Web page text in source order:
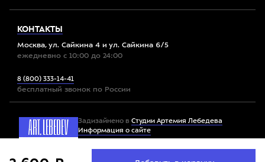
КОНТАКТЫ
Москва, ул. Сайкина 4 и ул. Сайкина 6/5
ежедневно с 10:00 до 24:00
8 (800) 333-14-41
бесплатный звонок по России
Задизайнено в Студии Артемия Лебедева
Информация о сайте